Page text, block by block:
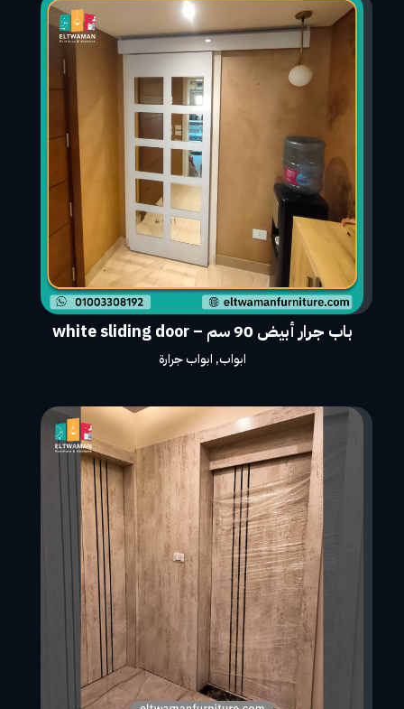
باب جرار أبيض 90 سم – white sliding door
ابواب, ابواب جرارة